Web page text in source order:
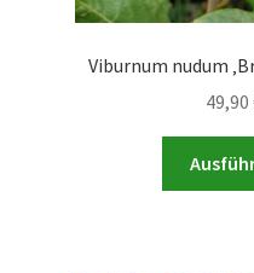
Viburnum nudum
49,90